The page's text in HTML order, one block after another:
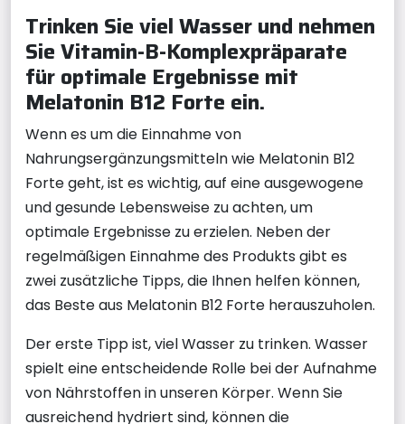
Trinken Sie viel Wasser und nehmen
Sie Vitamin-B-Komplexpräparate
für optimale Ergebnisse mit
Melatonin B12 Forte ein.
Wenn es um die Einnahme von
Nahrungsergänzungsmitteln wie Melatonin B12
Forte geht, ist es wichtig, auf eine ausgewogene
und gesunde Lebensweise zu achten, um
optimale Ergebnisse zu erzielen. Neben der
regelmäßigen Einnahme des Produkts gibt es
zwei zusätzliche Tipps, die Ihnen helfen können,
das Beste aus Melatonin B12 Forte herauszuholen.
Der erste Tipp ist, viel Wasser zu trinken. Wasser
spielt eine entscheidende Rolle bei der Aufnahme
von Nährstoffen in unseren Körper. Wenn Sie
ausreichend hydriert sind, können die